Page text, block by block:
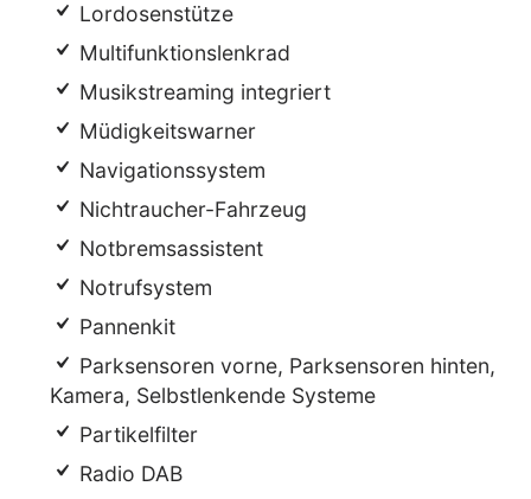
Lordosenstütze
Multifunktionslenkrad
Musikstreaming integriert
Müdigkeitswarner
Navigationssystem
Nichtraucher-Fahrzeug
Notbremsassistent
Notrufsystem
Pannenkit
Parksensoren vorne, Parksensoren hinten,
Kamera, Selbstlenkende Systeme
Partikelfilter
Radio DAB